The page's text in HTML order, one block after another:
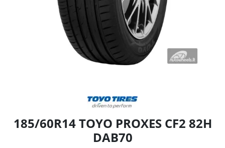
185/60R14 TOYO PROXES CF2 82H
DAB70